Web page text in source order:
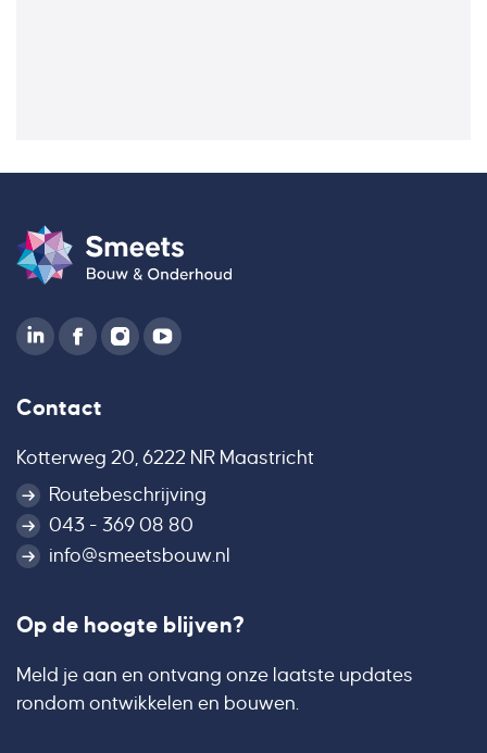
Contact
Kotterweg 20, 6222 NR Maastricht
Routebeschrijving
043 - 369 08 80
info@smeetsbouw.nl
Op de hoogte blijven?
Meld je aan en ontvang onze laatste updates
rondom ontwikkelen en bouwen.